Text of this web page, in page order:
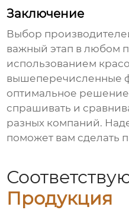
Заключение
Выбор
важный этап в любом
использованием
вышеперечисленные
оптимальное
спрашивать и
разных компаний.
поможет вам сделать
Продукция